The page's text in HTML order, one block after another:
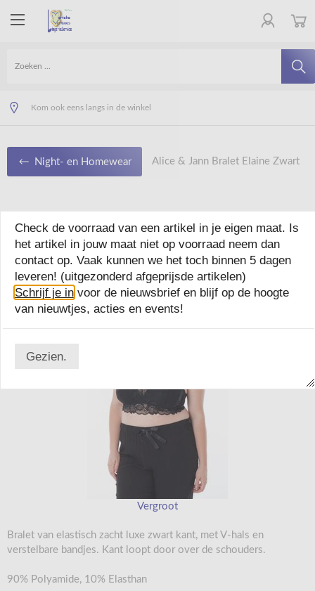
Veilig online winkelen
Uitstekende klantenservice
Kom ook eens langs in de winkel
Night- en Homewear Alice & Jann Bralet Elaine Zwart
Alice & Jann Bralet
Elaine Zwart
Vergroot
Bralet van elastisch zacht luxe zwart kant, met V-hals en
verstelbare bandjes. Kant loopt door over de schouders.
90% Polyamide, 10% Elasthan
Check de voorraad van een artikel in je eigen maat. Is
het artikel in jouw maat niet op voorraad neem dan
contact op. Vaak kunnen we het toch binnen 5 dagen
leveren! (uitgezonderd afgeprijsde artikelen)
Schrijf je invoor de nieuwsbrief en blijf op de hoogte
van nieuwtjes, acties en events!
Gezien.